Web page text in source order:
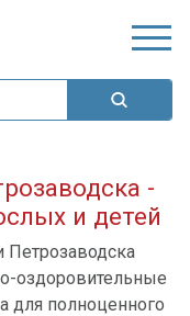
-
и детей
Петрозаводска
оздоровительные
для полноценного